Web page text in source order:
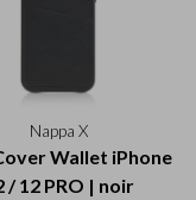
Nappa X
Wallet iPhone
/ 12 PRO | noir